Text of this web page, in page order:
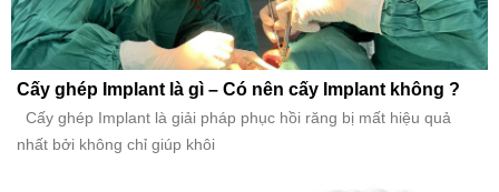
Cấy ghép Implant là gì – Có nên cấy Implant không ?
Cấy ghép Implant là giải pháp phục hồi răng bị mất hiệu quả
nhất bởi không chỉ giúp khôi